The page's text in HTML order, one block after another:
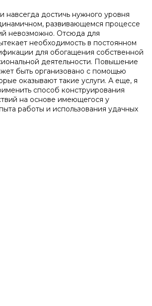
навсегда достичь нужного уровня
развивающемся процессе
невозможно. Отсюда для
необходимость в постоянном
для обогащения собственной
деятельности. Повышение
быть организовано с помощью
оказывают такие услуги. А еще, я
способ конструирования
на основе имеющегося у
работы и использования удачных